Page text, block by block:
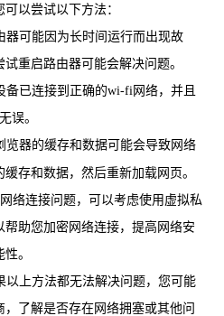
以尝试以下方法：
器可能因为长时间运行而出现故
重启路由器可能会解决问题。
备已连接到正确的wi-fi网络，并且
误。
览器的缓存和数据可能会导致网络
存和数据，然后重新加载网页。
络连接问题，可以考虑使用虚拟私
帮助您加密网络连接，提高网络安
。
以上方法都无法解决问题，您可能
了解是否存在网络拥塞或其他问